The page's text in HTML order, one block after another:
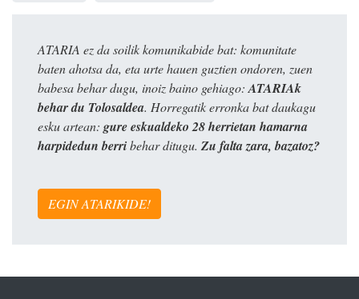
ATARIA ez da soilik komunikabide bat: komunitate
baten ahotsa da, eta urte hauen guztien ondoren, zuen
babesa behar dugu, inoiz baino gehiago: ATARIAk
behar du Tolosaldea. Horregatik erronka bat daukagu
esku artean: gure eskualdeko 28 herrietan hamarna
harpidedun berribehar ditugu. Zu falta zara, bazatoz?
EGIN ATARIKIDE!